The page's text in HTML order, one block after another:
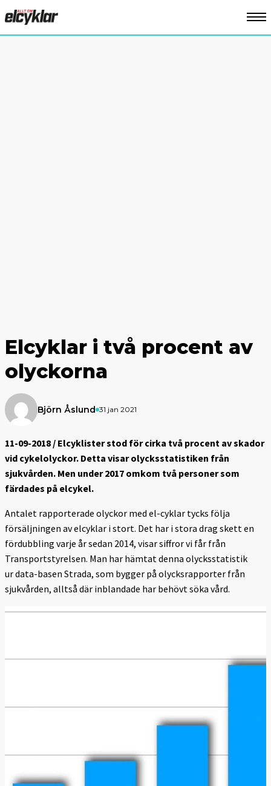
Elcyklar i två procent av
olyckorna
Björn Åslund 31 jan 2021
11-09-2018 / Elcyklister stod för cirka två procent av skador
vid cykelolyckor. Detta visar olycksstatistiken från
sjukvården. Men under 2017 omkom två personer som
färdades på elcykel.
Antalet rapporterade olyckor med el-cyklar tycks följa
försäljningen av elcyklar i stort. Det har i stora drag skett en
fördubbling varje år sedan 2014, visar siffror vi får från
Transportstyrelsen. Man har hämtat denna olycksstatistik
ur data-basen Strada, som bygger på olycksrapporter från
sjukvården, alltså där inblandade har behövt söka vård.